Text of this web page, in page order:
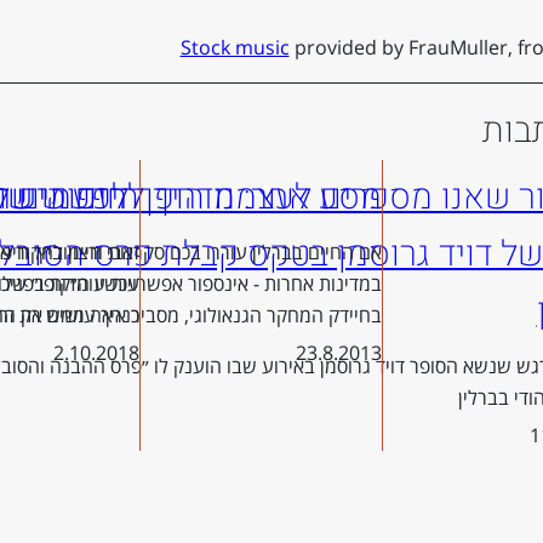
Stock music provided by FrauMuller,
שאנו מספרים לעצמנו הופך לפעמים
דויד גרוסמן בטקס קבלת פרס
שנשא הסופר דויד גרוסמן באירוע שבו הוענק לו ״פרס ההבנה
בברלין
מסע אחר: מדריך לחיפוש
אם החיים בברלין עוררו בכם סקרנות ורצון
במדינות אחרות - אינספור אפשרויות עומדות
בחיידק המחקר הגנאולוגי, מסביר איך עושים את
23.8.2013
היזם
זאבי חיימוביץ׳
עכשיו ה״קופו״
כנראה ממש רק
2.10.2018